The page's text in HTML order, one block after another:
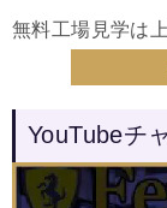
無料工場見学は
YouTubeチ